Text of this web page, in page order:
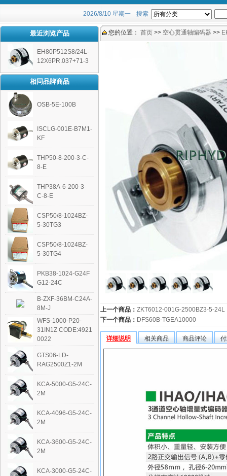
2026/8/10 星期一 搜索
最近浏览产品
EH80P512S8/24L-
12X6PR.037+71-3
相同品牌商品
OSB-5E-100B
ISCLG-001E-B7M1-
KF
THP50-8-200-3-C-
8-E
THP38A-6-200-3-
C-8-E
CSP50/8-1024BZ-
5-30TG3
CSP50/8-1024BZ-
5-30TG4
PKB38-1024-G24F
G12-24C
B-ZXF-36BM-C24A-
8M-J
WFS-1000-P20-
31IN1Z CODE:4921
0022
GTS06-LD-
RAG2500Z1-2M
KCA-5000-G5-24C-
2M
KCA-4096-G5-24C-
2M
KCA-3600-G5-24C-
2M
KCA-3000-G5-24C-
您的位置： 首页 >> 空心贯通轴编码器 >>
上一个商品： ZKT6012-001G-2500BZ3-5-24L
下一个商品： DFS60B-TGEA10000
详细说明 相关商品 商品评论